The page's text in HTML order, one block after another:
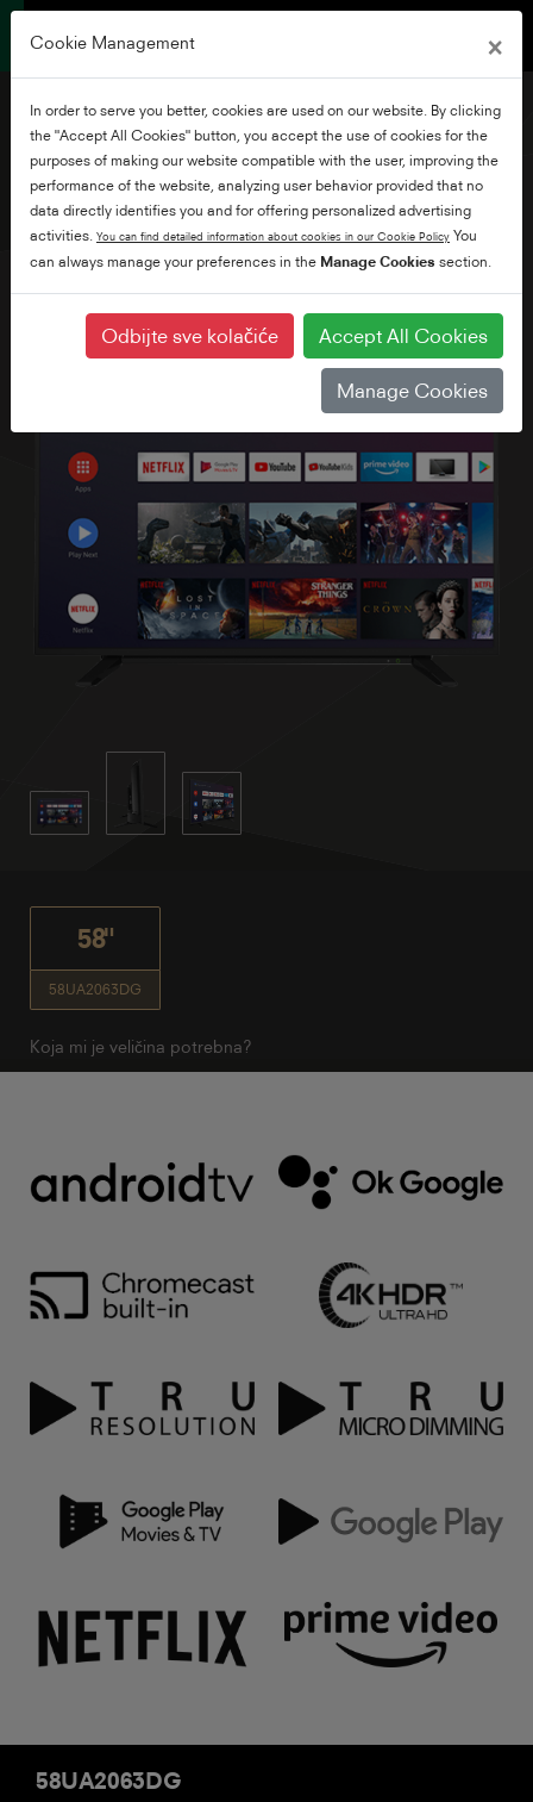
58" Ultra HD Android TV
58"
58UA2063DG
Koja mi je veličina potrebna?
58UA2063DG
Cookie Management ×
In order to serve you better, cookies are used on our website. By clicking
the "Accept All Cookies" button, you accept the use of cookies for the
purposes of making our website compatible with the user, improving the
performance of the website, analyzing user behavior provided that no
data directly identifies you and for offering personalized advertising
activities. You can find detailed information about cookies in our Cookie Policy You
can always manage your preferences in the Manage Cookies section.
Odbijte sve kolačiće Accept All Cookies
Manage Cookies